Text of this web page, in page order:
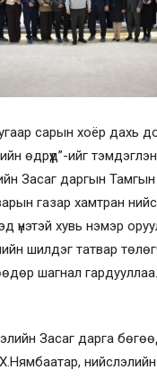
сарын хоёр дахь
өдрүүд”-ийг тэмдэглэн
Засаг даргын Тамгын
газар хамтран
үнэтэй хувь нэмэр
шилдэг татвар
шагнал гардууллаа.
Засаг дарга
нийслэлийн